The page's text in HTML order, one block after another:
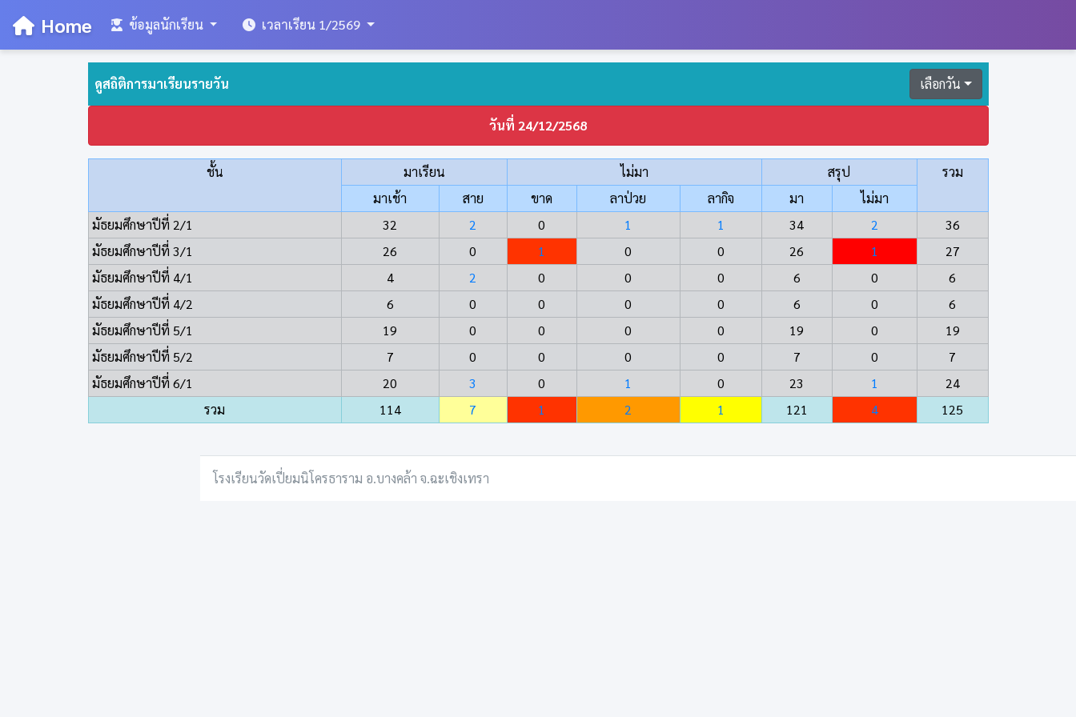
Home ข้อมูลนักเรียน เวลาเรียน 1/2569
ดูสถิติการมาเรียนรายวัน เลือกวัน
วันที่ 24/12/2568
ชั้น มาเรียน ไม่มา สรุป
รวม
มาเช้า
สาย ขาด ลาป่วย ลากิจ มา
ไม่มา
มัธยมศึกษาปีที่ 2/1
32 2 0 1 1 34 2
36
มัธยมศึกษาปีที่ 3/1
26 0 1 0 0 26 1
27
มัธยมศึกษาปีที่ 4/1
4 2 0 0 0 6 0
6
มัธยมศึกษาปีที่ 4/2
6 0 0 0 0 6 0
6
มัธยมศึกษาปีที่ 5/1
19 0 0 0 0 19 0
19
มัธยมศึกษาปีที่ 5/2
7 0 0 0 0 7 0
7
มัธยมศึกษาปีที่ 6/1
20 3 0 1 0 23 1
24
รวม
114 7 1 2 1 121 4 125
โรงเรียนวัดเปี่ยมนิโครธาราม อ.บางคล้า จ.ฉะเชิงเทรา